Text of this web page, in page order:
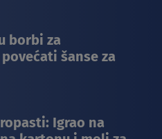
borbi za
šanse za
Igrao na